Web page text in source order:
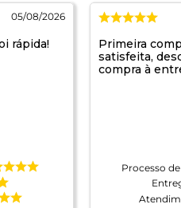
05/08/2026
rápida!
Primeira
satisfeita,
compra à
Processo